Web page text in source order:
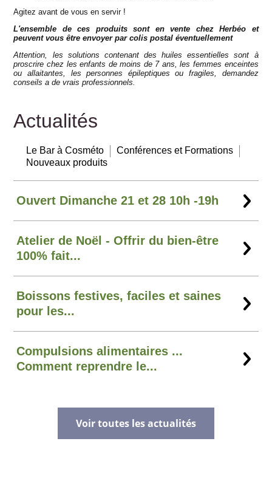
Agitez avant de vous en servir !
L'ensemble de ces produits sont en vente chez Herbéo et
peuvent vous être envoyer par colis postal éventuellement
Attention, les solutions contenant des huiles essentielles sont à
proscrire chez les enfants de moins de 7 ans, les femmes enceintes
ou allaitantes, les personnes épileptiques ou fragiles, demandez
conseils a de vrais professionnels.
Actualités
Le Bar à Cosméto
Conférences et Formations
Nouveaux produits
Ouvert Dimanche 21 et 28 10h -19h
Atelier de Noël - Offrir du bien-être
100% fait...
Boissons festives, faciles et saines
pour les...
Compulsions alimentaires ...
Comment reprendre le...
Voir toutes les actualités